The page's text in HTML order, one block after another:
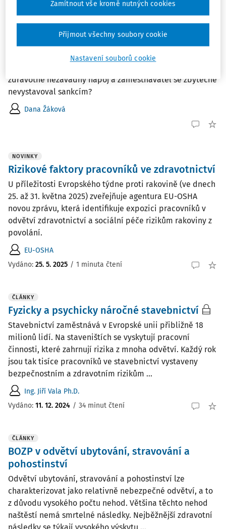
PRACOVNÍ SITUACE
Výdejníky, sodobary a watercoolery na
pitné vody z výdejníku. Co vše musí zaměstnavatel
zdravotně nezávadný nápoj a zaměstnavatel se zbytečně
nevystavoval sankcím?
Dana Žáková
NOVINKY
Rizikové faktory pracovníků ve zdravotnictví
U příležitosti Evropského týdne proti rakovině (ve dnech
25. až 31. května 2025) zveřejňuje agentura EU-OSHA
novou zprávu, která identifikuje expozici pracovníků v
odvětví zdravotnictví a sociální péče rizikům rakoviny z
povolání.
EU-OSHA
Vydáno: 25. 5. 2025 / 1 minuta čtení
ČLÁNKY
Fyzicky a psychicky náročné stavebnictví
Stavebnictví zaměstnává v Evropské unii přibližně 18
milionů lidí. Na staveništích se vyskytují pracovní
činnosti, které zahrnují rizika z mnoha odvětví. Každý rok
jsou tak tisíce pracovníků ve stavebnictví vystaveny
bezpečnostním a zdravotním rizikům ...
Ing. Jiří Vala Ph.D.
Vydáno: 11. 12. 2024 / 34 minut čtení
ČLÁNKY
BOZP v odvětví ubytování, stravování a
pohostinství
Odvětví ubytování, stravování a pohostinství lze
charakterizovat jako relativně nebezpečné odvětví, a to
z důvodu vysokého počtu nehod. Většina těchto nehod
naštěstí nemá smrtelné následky. Nejběžnější zdravotní
Nastavení souborů cookie
Zamítnout vše kromě nutných cookies
Přijmout všechny soubory cookie